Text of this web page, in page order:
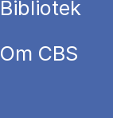
Bibliotek
Om CBS